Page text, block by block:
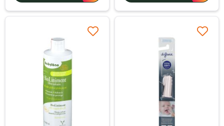
Chaussures
Médication familiale
Orthopédie
Les marques
My Privilege
Les promotions
Ajouter à ma liste d’envie Ajouter à ma liste